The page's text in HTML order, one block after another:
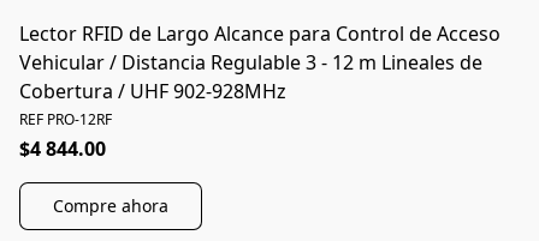
Lector RFID de Largo Alcance para Control de Acceso
Vehicular / Distancia Regulable 3 - 12 m Lineales de
Cobertura / UHF 902-928MHz
REF PRO-12RF
$4 844.00
Compre ahora